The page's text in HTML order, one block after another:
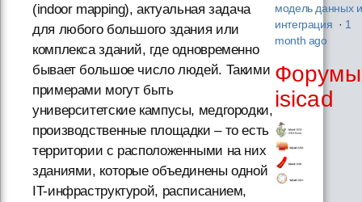
(indoor mapping), актуальная задача
для любого большого здания или
комплекса зданий, где одновременно
бывает большое число людей. Такими
примерами могут быть
университетские кампусы, медгородки,
производственные площадки – то есть
территории с расположенными на них
зданиями, которые объединены одной
IT-инфраструктурой, расписанием,
модель данных и
интеграция · 1
month ago
Форумы
isicad